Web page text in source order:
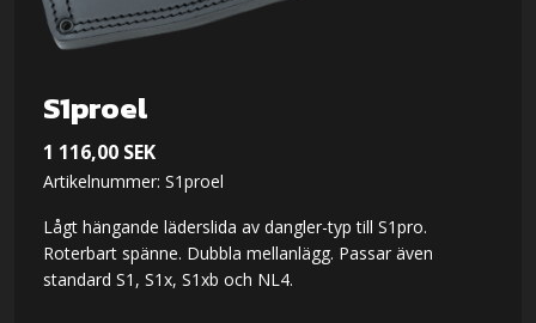
S1proel
1 116,00 SEK
Artikelnummer: S1proel
Lågt hängande läderslida av dangler-typ till S1pro.
Roterbart spänne. Dubbla mellanlägg. Passar även
standard S1, S1x, S1xb och NL4.